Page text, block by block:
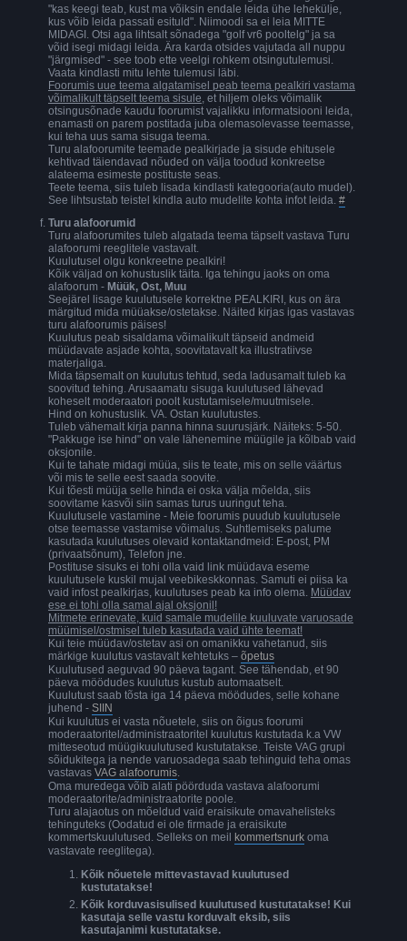
"kas keegi teab, kust ma võiksin endale leida ühe lehekülje,
kus võib leida passati esituld". Niimoodi sa ei leia MITTE
MIDAGI. Otsi aga lihtsalt sõnadega "golf vr6 pooltelg" ja sa
võid isegi midagi leida. Ära karda otsides vajutada all nuppu
"järgmised" - see toob ette veelgi rohkem otsingutulemusi.
Vaata kindlasti mitu lehte tulemusi läbi.
Foorumis uue teema algatamisel peab teema pealkiri vastama
võimalikult täpselt teema sisule , et hiljem oleks võimalik
otsingusõnade kaudu foorumist vajalikku informatsiooni leida,
enamasti on parem postitada juba olemasolevasse teemasse,
kui teha uus sama sisuga teema.
Turu alafoorumite teemade pealkirjade ja sisude ehitusele
kehtivad täiendavad nõuded on välja toodud konkreetse
alateema esimeste postituste seas.
Teete teema, siis tuleb lisada kindlasti kategooria(auto mudel).
See lihtsustab teistel kindla auto mudelite kohta infot leida. #
Turu alafoorumid
Turu alafoorumites tuleb algatada teema täpselt vastava Turu
alafoorumi reeglitele vastavalt.
Kuulutusel olgu konkreetne pealkiri!
Kõik väljad on kohustuslik täita. Iga tehingu jaoks on oma
alafoorum - Müük, Ost, Muu
Seejärel lisage kuulutusele korrektne PEALKIRI, kus on ära
märgitud mida müüakse/ostetakse. Näited kirjas igas vastavas
turu alafoorumis päises!
Kuulutus peab sisaldama võimalikult täpseid andmeid
müüdavate asjade kohta, soovitatavalt ka illustratiivse
materjaliga.
Mida täpsemalt on kuulutus tehtud, seda ladusamalt tuleb ka
soovitud tehing. Arusaamatu sisuga kuulutused lähevad
koheselt moderaatori poolt kustutamisele/muutmisele.
Hind on kohustuslik. VA. Ostan kuulutustes.
Tuleb vähemalt kirja panna hinna suurusjärk. Näiteks: 5-50.
"Pakkuge ise hind" on vale lähenemine müügile ja kõlbab vaid
oksjonile.
Kui te tahate midagi müüa, siis te teate, mis on selle väärtus
või mis te selle eest saada soovite.
Kui tõesti müüja selle hinda ei oska välja mõelda, siis
soovitame kasvõi siin samas turus uuringut teha.
Kuulutusele vastamine - Meie foorumis puudub kuulutusele
otse teemasse vastamise võimalus. Suhtlemiseks palume
kasutada kuulutuses olevaid kontaktandmeid: E-post, PM
(privaatsõnum), Telefon jne.
Postituse sisuks ei tohi olla vaid link müüdava eseme
kuulutusele kuskil mujal veebikeskkonnas. Samuti ei piisa ka
vaid infost pealkirjas, kuulutuses peab ka info olema. Müüdav
ese ei tohi olla samal ajal oksjonil!
Mitmete erinevate, kuid samale mudelile kuuluvate varuosade
müümisel/ostmisel tuleb kasutada vaid ühte teemat!
Kui teie müüdav/ostetav asi on omanikku vahetanud, siis
märkige kuulutus vastavalt kehtetuks – õpetus
Kuulutused aeguvad 90 päeva tagant. See tähendab, et 90
päeva möödudes kuulutus kustub automaatselt.
Kuulutust saab tõsta iga 14 päeva möödudes, selle kohane
juhend - SIIN
Kui kuulutus ei vasta nõuetele, siis on õigus foorumi
moderaatoritel/administraatoritel kuulutus kustutada k.a VW
mitteseotud müügikuulutused kustutatakse. Teiste VAG grupi
sõidukitega ja nende varuosadega saab tehinguid teha omas
vastavas VAG alafoorumis
Oma muredega võib alati pöörduda vastava alafoorumi
moderaatorite/administraatorite poole.
Turu alajaotus on mõeldud vaid eraisikute omavahelisteks
tehinguteks (Oodatud ei ole firmade ja eraisikute
kommertskuulutused. Selleks on meil kommertsnurk oma
vastavate reeglitega).
Kõik nõuetele mittevastavad kuulutused
kustutatakse!
Kõik korduvasisulised kuulutused kustutatakse! Kui
kasutaja selle vastu korduvalt eksib, siis
kasutajanimi kustutatakse.